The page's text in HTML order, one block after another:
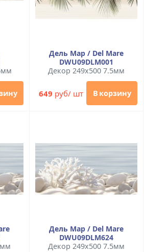
Дель Мар / Del Mare
DWU09DLM001
Декор 249x500 7.5мм
649 руб/ шт В корзину
Дель Мар / Del Mare
DWU09DLM624
Декор 249x500 7.5мм